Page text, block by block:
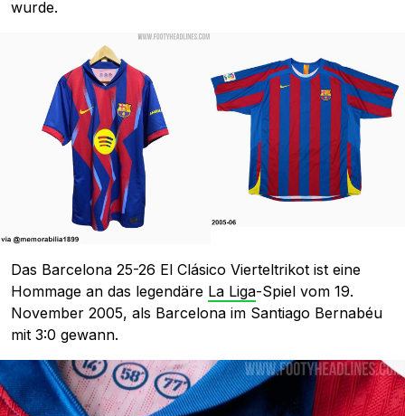
wurde.
Das Barcelona 25-26 El Clásico Vierteltrikot ist eine
Hommage an das legendäre La Liga-Spiel vom 19.
November 2005, als Barcelona im Santiago Bernabéu
mit 3:0 gewann.